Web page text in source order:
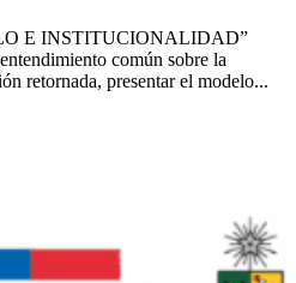
E INSTITUCIONALIDAD”
común sobre la
retornada, presentar el modelo...